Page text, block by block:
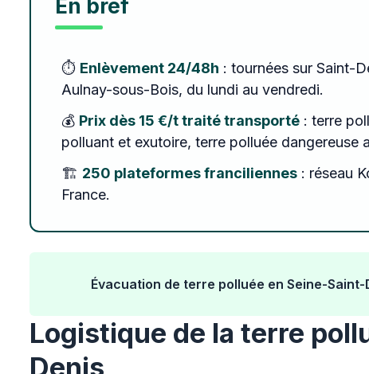
En bref
⏱️ Enlèvement 24/48h : tournées sur Saint-
Aulnay-sous-Bois, du lundi au vendredi.
💰 Prix dès 15 €/t traité transporté : terre
polluant et exutoire, terre polluée dangereuse
🏗️ 250 plateformes franciliennes : réseau
France.
Évacuation de terre polluée en Seine-Saint-
Logistique de la terre
Denis